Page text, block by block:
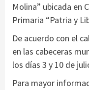
Molina” ubicada en
Primaria “Patria y
De acuerdo con el
en las cabeceras
los días 3 y 10 de
Para mayor